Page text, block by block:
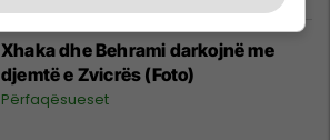
Xhaka dhe Behrami darkojnë me
djemtë e Zvicrës (Foto)
Përfaqësueset